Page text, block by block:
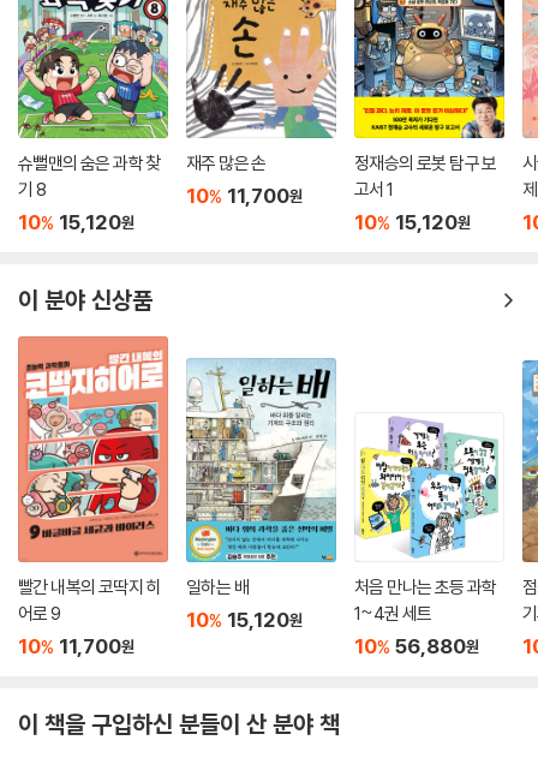
슈뻘맨의 숨은 과학 찾
기 8
10% 15,120원
재주 많은 손
10% 11,700원
정재승의 로봇 탐구 보
고서 1
10% 15,120원
이 분야 신상품
빨간 내복의 코딱지 히
어로 9
10% 11,700원
일하는 배
10% 15,120원
처음 만나는 초등 과학
1~4권 세트
10% 56,880원
이 책을 구입하신 분들이 산 분야 책